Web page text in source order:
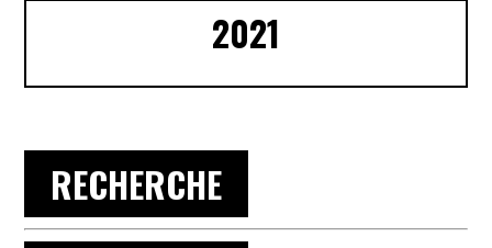
2021
RECHERCHE